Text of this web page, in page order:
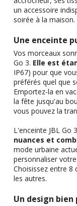
un accessoire
soirée à la maison.
Une enceinte
Vos morceaux
Go 3. Elle est
IP67) pour que
préférés quel que
Emportez-la en
la fête jusqu'au
vous pouvez la
L'enceinte JBL Go
nuances et
mode urbaine
personnaliser
Choisissez entre 8
les autres.
Un design bien